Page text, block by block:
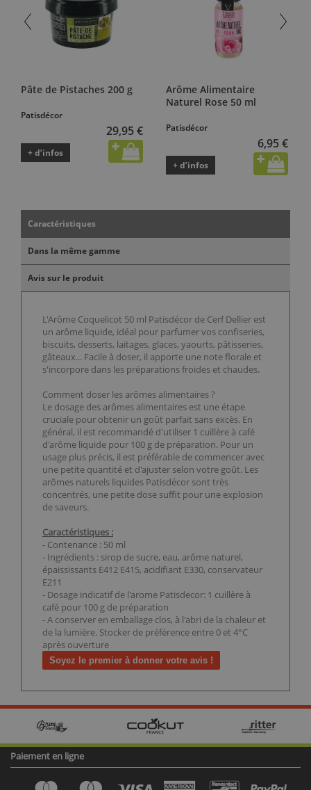
Pâte de Pistaches 200 g
Patisdécor
29,95 €
+ d’infos
Arôme Alimentaire
Naturel Rose 50 ml
Patisdécor
6,95 €
+ d’infos
Caractéristiques
Dans la même gamme
Avis sur le produit
L'Arôme Coquelicot 50 ml Patisdécor de Cerf Dellier est
un arôme liquide, idéal pour parfumer vos confiseries,
biscuits, desserts, laitages, glaces, yaourts, pâtisseries,
gâteaux... Facile à doser, il apporte une note florale et
s'incorpore dans les préparations froides et chaudes.
Comment doser les arômes alimentaires ?
Le dosage des arômes alimentaires est une étape
cruciale pour obtenir un goût parfait sans excès. En
général, il est recommandé d'utiliser 1 cuillère à café
d'arôme liquide pour 100 g de préparation. Pour un
usage plus précis, il est préférable de commencer avec
une petite quantité et d'ajuster selon votre goût. Les
arômes naturels liquides Patisdécor sont très
concentrés, une petite dose suffit pour une explosion
de saveurs.
Caractéristiques :
- Contenance : 50 ml
- Ingrédients : sirop de sucre, eau, arôme naturel,
épaississants E412 E415, acidifiant E330, conservateur
E211
- Dosage indicatif de l'arome Patisdecor: 1 cuillère à
café pour 100 g de préparation
- A conserver en emballage clos, à l'abri de la chaleur et
de la lumière. Stocker de préférence entre 0 et 4°C
après ouverture
Soyez le premier à donner votre avis !
Paiement en ligne